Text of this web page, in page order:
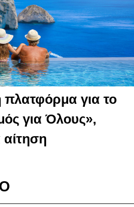
πλατφόρμα για το
για Όλους»,